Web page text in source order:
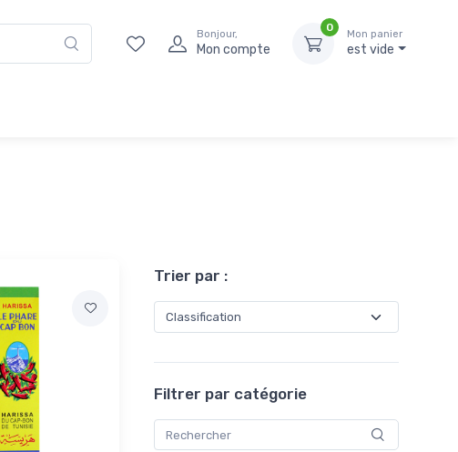
Bonjour,
Mon compte
0
Mon panier
est vide
Trier par :
Filtrer par catégorie